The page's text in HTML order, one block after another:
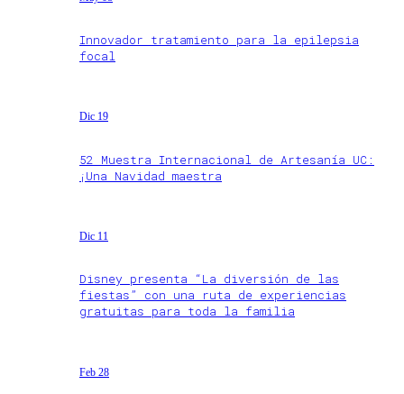
Innovador tratamiento para la epilepsia
focal
Dic 19
52 Muestra Internacional de Artesanía UC:
¡Una Navidad maestra
Dic 11
Disney presenta “La diversión de las
fiestas” con una ruta de experiencias
gratuitas para toda la familia
Feb 28